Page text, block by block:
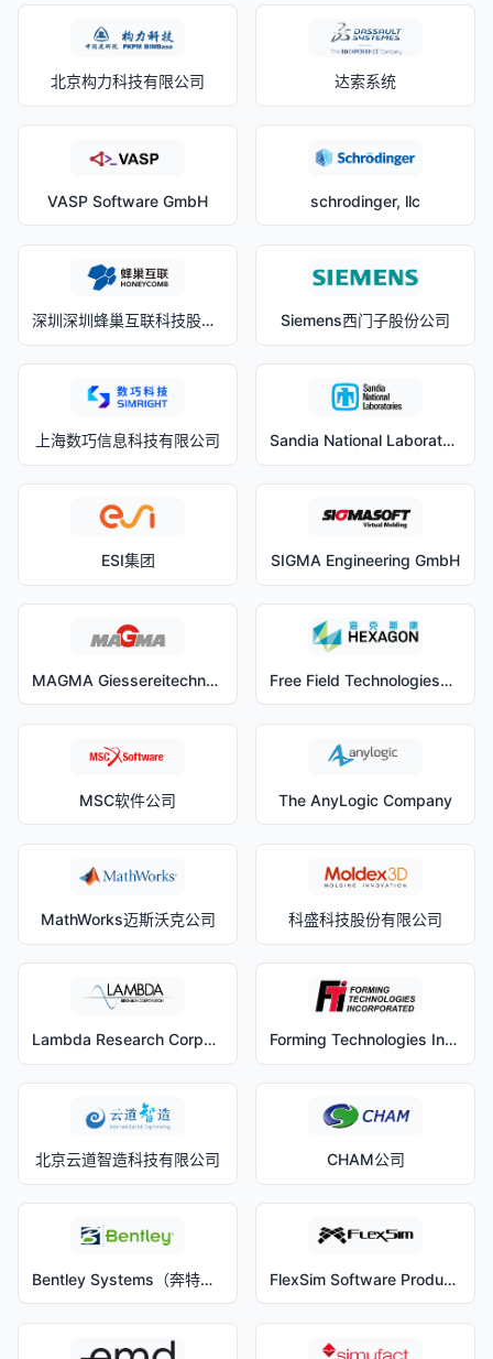
北京构力科技有限公司 达索系统
VASP Software GmbH schrodinger, llc
深圳深圳蜂巢互联科技股份有限公司 Siemens西门子股份公司
上海数巧信息科技有限公司 Sandia National Laboratories
ESI集团 SIGMA Engineering GmbH
MAGMA Giessereitechnologie GmbH Free Field Technologies（FFT）
MSC软件公司 The AnyLogic Company
MathWorks迈斯沃克公司 科盛科技股份有限公司
Lambda Research Corporation Forming Technologies Inc.（FTI）
北京云道智造科技有限公司 CHAM公司
Bentley Systems（奔特力系统公司） FlexSim Software Products, Inc.